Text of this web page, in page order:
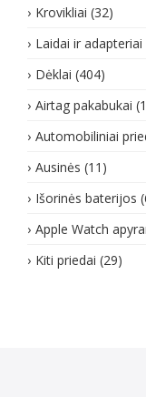
Krovikliai (32)
Laidai ir adapteriai
Dėklai (404)
Airtag pakabukai
Automobiliniai
Ausinės (11)
Išorinės baterijos
Apple Watch
Kiti priedai (29)